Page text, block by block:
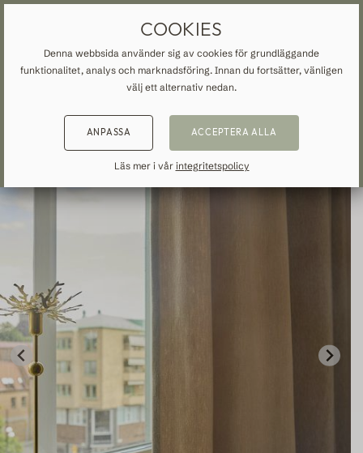
MADE-TO-MEASURE
ALLA GARDINER
Mörkläggande
Bomull
Trend
Hotellgardiner
Fabric samples
ABOUT VEOLIN
Our production
ALLA GARDINER»
COOKIES
Denna webbsida använder sig av cookies för grundläggande
funktionalitet, analys och marknadsföring. Innan du fortsätter, vänligen
välj ett alternativ nedan.
ANPASSA ACCEPTERA ALLA
Läs mer i vår integritetspolicy